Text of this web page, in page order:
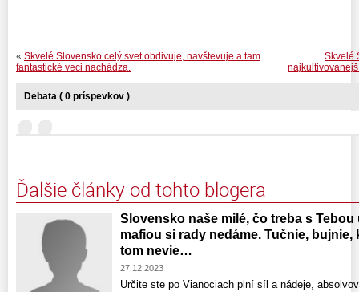
Skvelé
« Skvelé Slovensko celý svet obdivuje, navštevuje a tam
fantastické veci nachádza.
Debata ( 0 príspevkov )
Ďalšie články od tohto blogera
Slovensko naše milé, čo treba s
mafiou si rady nedáme. Tučnie,
tom nevie…
27.12.2023
Určite ste po Vianociach plní síl a nádeje,